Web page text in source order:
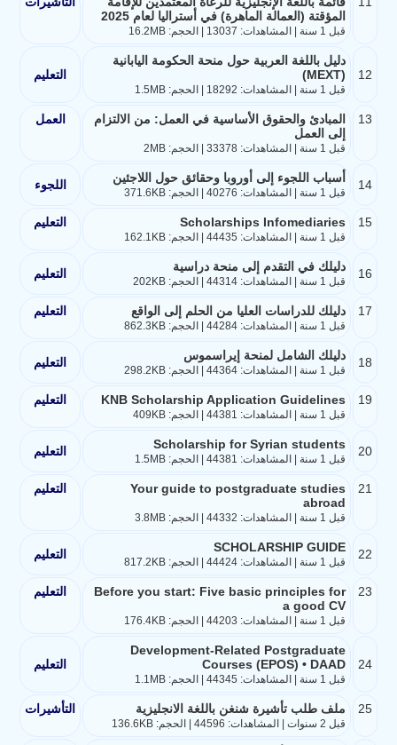
المؤقتة (العمالة الماهرة) في أستراليا لعام 2025
قبل 1 سنة | المشاهدات: 13037 | الحجم: 16.2MB
12
دليل باللغة العربية حول منحة الحكومة اليابانية
(MEXT)
قبل 1 سنة | المشاهدات: 18292 | الحجم: 1.5MB
التعليم
13
المبادئ والحقوق الأساسية في العمل: من الالتزام
إلى العمل
قبل 1 سنة | المشاهدات: 33378 | الحجم: 2MB
العمل
14 أسباب اللجوء إلى أوروبا وحقائق حول اللاجئين
قبل 1 سنة | المشاهدات: 40276 | الحجم: 371.6KB
اللجوء
15
Scholarships Infomediaries
قبل 1 سنة | المشاهدات: 44435 | الحجم: 162.1KB
التعليم
16 دليلك في التقدم إلى منحة دراسية
قبل 1 سنة | المشاهدات: 44314 | الحجم: 202KB
التعليم
17 دليلك للدراسات العليا من الحلم إلى الواقع
قبل 1 سنة | المشاهدات: 44284 | الحجم: 862.3KB
التعليم
18 دليلك الشامل لمنحة إيراسموس
قبل 1 سنة | المشاهدات: 44364 | الحجم: 298.2KB
التعليم
19
KNB Scholarship Application Guidelines
قبل 1 سنة | المشاهدات: 44381 | الحجم: 409KB
التعليم
20
Scholarship for Syrian students
قبل 1 سنة | المشاهدات: 44381 | الحجم: 1.5MB
التعليم
21
Your guide to postgraduate studies
abroad
قبل 1 سنة | المشاهدات: 44332 | الحجم: 3.8MB
التعليم
22
SCHOLARSHIP GUIDE
قبل 1 سنة | المشاهدات: 44424 | الحجم: 817.2KB
التعليم
23
Before you start: Five basic principles for
a good CV
قبل 1 سنة | المشاهدات: 44203 | الحجم: 176.4KB
التعليم
24
Development-Related Postgraduate
Courses (EPOS) • DAAD
قبل 1 سنة | المشاهدات: 44345 | الحجم: 1.1MB
التعليم
25 ملف طلب تأشيرة شنغن باللغة الانجليزية
قبل 2 سنوات | المشاهدات: 44596 | الحجم: 136.6KB
التأشيرات